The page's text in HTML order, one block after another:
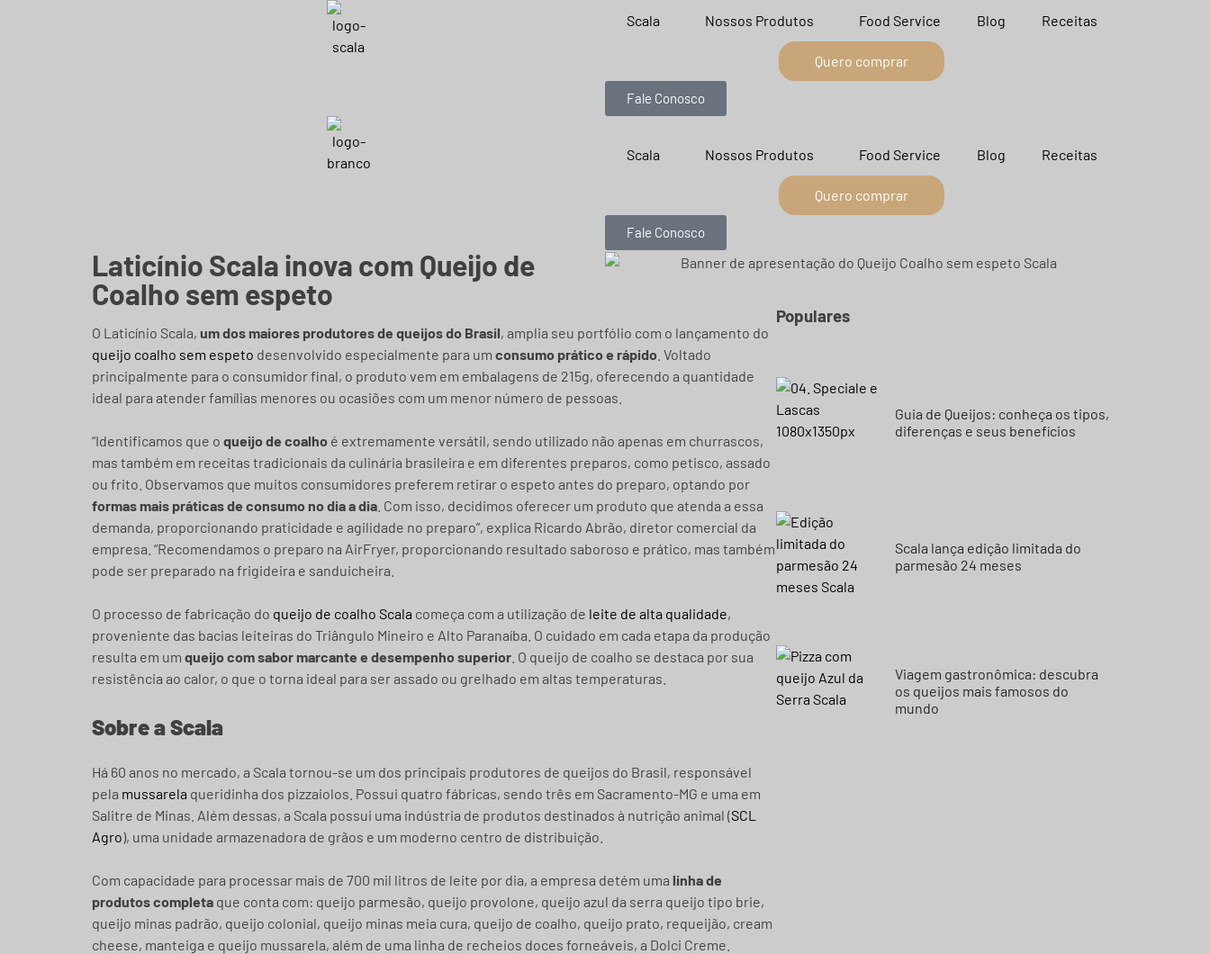
Scala Nossos Produtos Food Service Blog Receitas
Quero comprar
Fale Conosco
Scala Nossos Produtos Food Service Blog Receitas
Quero comprar
Fale Conosco
Laticínio Scala inova com Queijo de
Coalho sem espeto
O Laticínio Scala, um dos maiores produtores de queijos do Brasil, amplia seu portfólio com o lançamento do
queijo coalho sem espeto desenvolvido especialmente para um consumo prático e rápido . Voltado
principalmente para o consumidor final, o produto vem em embalagens de 215g, oferecendo a quantidade
ideal para atender famílias menores ou ocasiões com um menor número de pessoas.
“Identificamos que o queijo de coalho é extremamente versátil, sendo utilizado não apenas em churrascos,
mas também em receitas tradicionais da culinária brasileira e em diferentes preparos, como petisco, assado
ou frito. Observamos que muitos consumidores preferem retirar o espeto antes do preparo, optando por
formas mais práticas de consumo no dia a dia . Com isso, decidimos oferecer um produto que atenda a essa
demanda, proporcionando praticidade e agilidade no preparo”, explica Ricardo Abrão, diretor comercial da
empresa. “Recomendamos o preparo na AirFryer, proporcionando resultado saboroso e prático, mas também
pode ser preparado na frigideira e sanduicheira.
O processo de fabricação do queijo de coalho Scala começa com a utilização de leite de alta qualidade,
proveniente das bacias leiteiras do Triângulo Mineiro e Alto Paranaíba. O cuidado em cada etapa da produção
resulta em um queijo com sabor marcante e desempenho superior . O queijo de coalho se destaca por sua
resistência ao calor, o que o torna ideal para ser assado ou grelhado em altas temperaturas.
Sobre a Scala
Há 60 anos no mercado, a Scala tornou-se um dos principais produtores de queijos do Brasil, responsável
pela mussarela queridinha dos pizzaiolos. Possui quatro fábricas, sendo três em Sacramento-MG e uma em
Salitre de Minas. Além dessas, a Scala possui uma indústria de produtos destinados à nutrição animal (SCL
Agro), uma unidade armazenadora de grãos e um moderno centro de distribuição.
Com capacidade para processar mais de 700 mil litros de leite por dia, a empresa detém uma linha de
produtos completa que conta com: queijo parmesão, queijo provolone, queijo azul da serra queijo tipo brie,
queijo minas padrão, queijo colonial, queijo minas meia cura, queijo de coalho, queijo prato, requeijão, cream
cheese, manteiga e queijo mussarela, além de uma linha de recheios doces forneáveis, a Dolci Creme.
Populares
Guia de Queijos: conheça os tipos,
diferenças e seus benefícios
Scala lança edição limitada do
parmesão 24 meses
Viagem gastronômica: descubra
os queijos mais famosos do
mundo